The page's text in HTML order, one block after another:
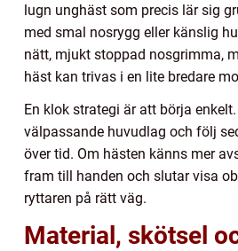
lugn unghäst som precis lär sig
med smal nosrygg eller känslig
nätt, mjukt stoppad nosgrimma,
häst kan trivas i en lite bredare
En klok strategi är att börja
välpassande huvudlag och följ
över tid. Om hästen känns mer
fram till handen och slutar visa
ryttaren på rätt väg.
Material, skötsel